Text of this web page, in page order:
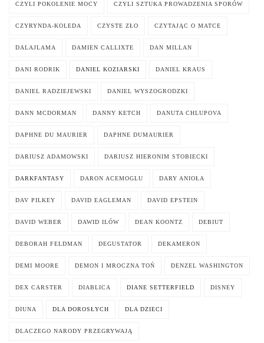
CZYLI POKOLENIE MOCY CZYLI SZTUKA PROWADZENIA SPORÓW
CZYRYNDA-KOLEDA CZYSTE ZŁO CZYTAJĄC O MATCE
DALAJLAMA DAMIEN CALLIXTE DAN MILLAN
DANI RODRIK DANIEL KOZIARSKI DANIEL KRAUS
DANIEL RADZIEJEWSKI DANIEL WYSZOGRODZKI
DANN MCDORMAN DANNY KETCH DANUTA CHLUPOVA
DAPHNE DU MAURIER DAPHNE DUMAURIER
DARIUSZ ADAMOWSKI DARIUSZ HIERONIM STOBIECKI
DARKFANTASY DARON ACEMOGLU DARY ANIOŁA
DAV PILKEY DAVID EAGLEMAN DAVID EPSTEIN
DAVID WEBER DAWID ILÓW DEAN KOONTZ DEBIUT
DEBORAH FELDMAN DEGUSTATOR DEKAMERON
DEMI MOORE DEMON I MROCZNA TOŃ DENZEL WASHINGTON
DEX CARSTER DIABLICA DIANE SETTERFIELD DISNEY
DIUNA DLA DOROSŁYCH DLA DZIECI
DLACZEGO NARODY PRZEGRYWAJĄ